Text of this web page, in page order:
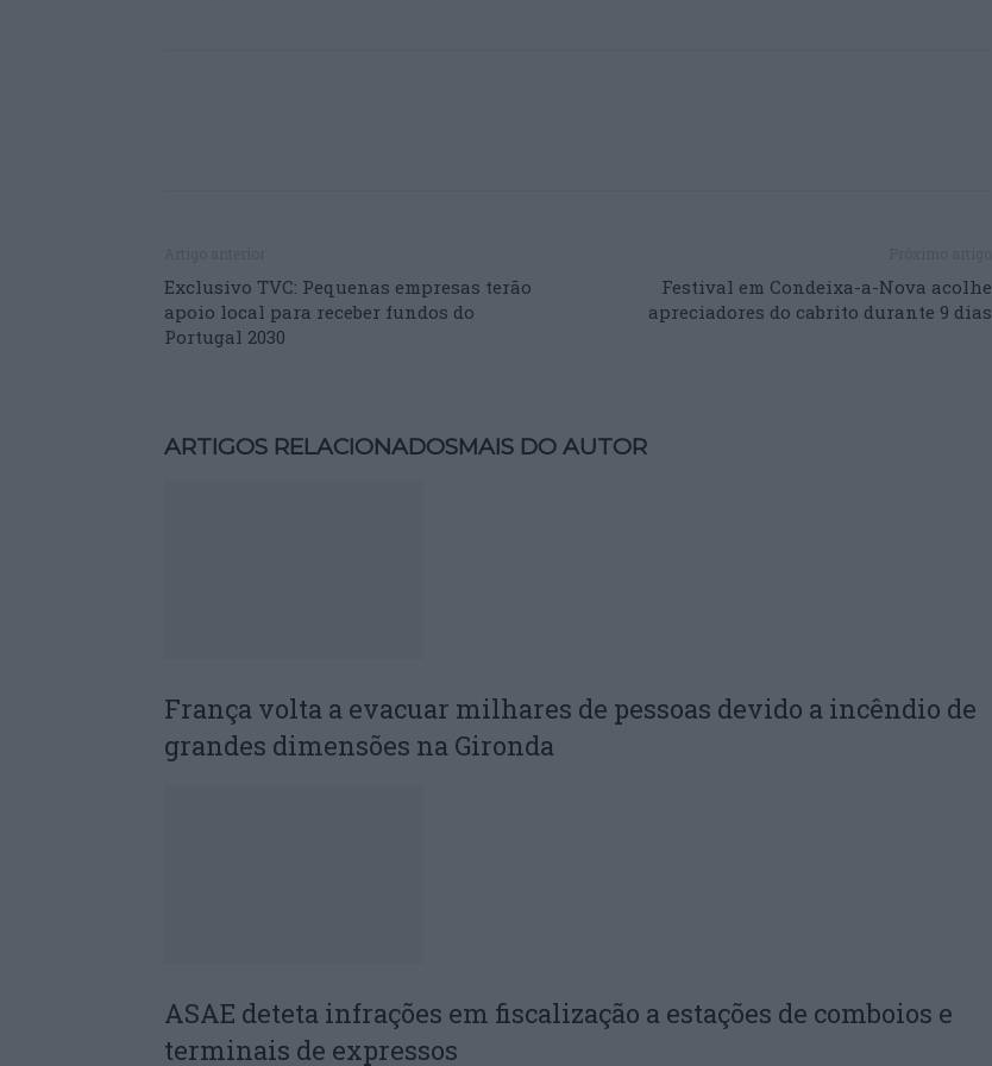
Exclusivo TVC: Pequenas empresas terão
apoio local para receber fundos do
Portugal 2030
Festival em Condeixa-a-Nova acolhe
apreciadores do cabrito durante 9 dias
ARTIGOS RELACIONADOSMAIS DO AUTOR
França volta a evacuar milhares de pessoas devido a incêndio de
grandes dimensões na Gironda
ASAE deteta infrações em fiscalização a estações de comboios e
terminais de expressos